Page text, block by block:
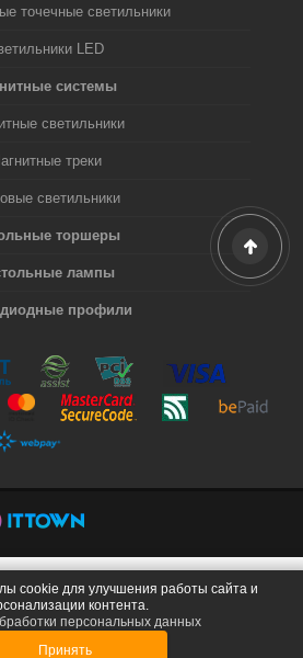
точечные светильники
LED
системы
светильники
треки
светильники
торшеры
лампы
профили
cookie для улучшения работы сайта и
контента.
персональных данных
Принять